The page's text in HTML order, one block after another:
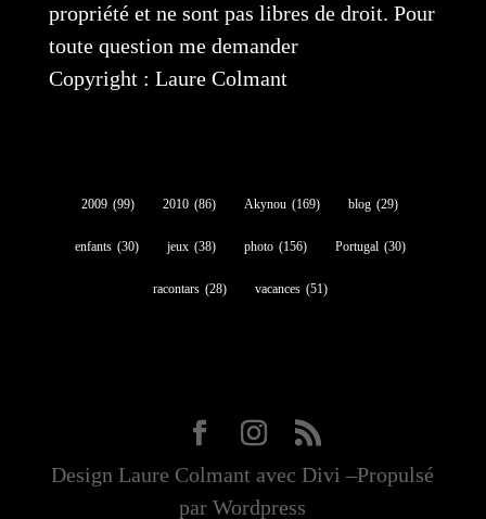
propriété et ne sont pas libres de droit. Pour
toute question me demander
Copyright : Laure Colmant
2009 (99) 2010 (86) Akynou (169) blog (29)
enfants (30) jeux (38) photo (156) Portugal (30)
racontars (28) vacances (51)
Design Laure Colmant avec Divi –Propulsé
par Wordpress